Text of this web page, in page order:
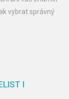
vybrat správný
I